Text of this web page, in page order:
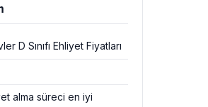
D Sınıfı Ehliyet Fiyatları
alma süreci en iyi